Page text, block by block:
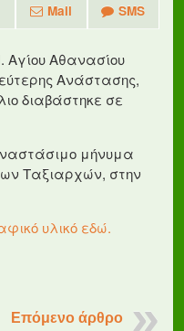
Mail SMS
Αθανασίου
Ανάστασης,
διαβάστηκε σε
μήνυμα
Ταξιαρχών, στην
υλικό εδώ.
Επόμενο άρθρο